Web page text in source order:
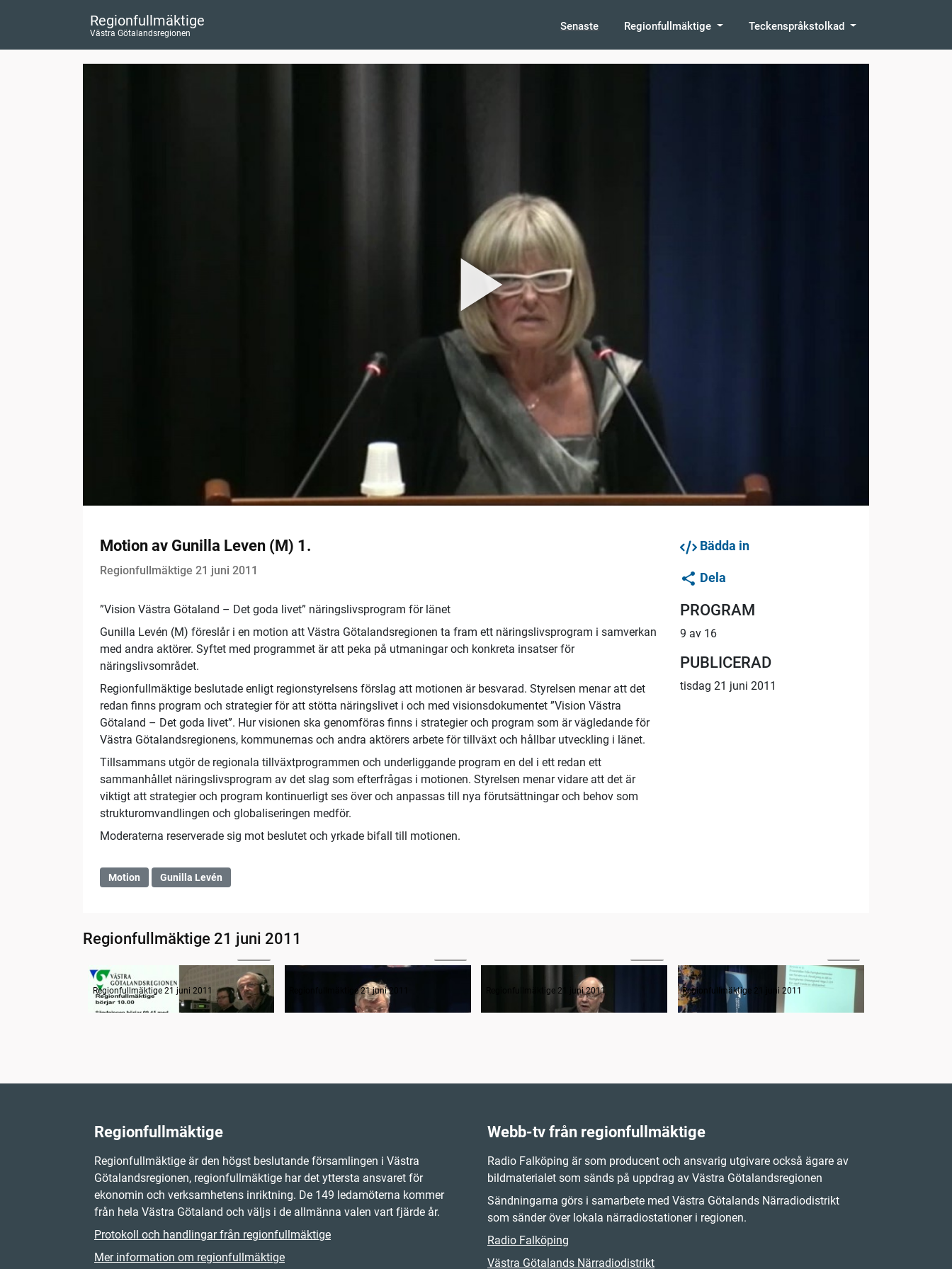
Regionfullmäktige
Västra Götalandsregionen
Senaste Regionfullmäktige Teckenspråkstolkad
Motion av Gunilla Leven (M) 1.
Regionfullmäktige 21 juni 2011
”Vision Västra Götaland – Det goda livet” näringslivsprogram för länet
Gunilla Levén (M) föreslår i en motion att Västra Götalandsregionen ta fram ett näringslivsprogram i samverkan
med andra aktörer. Syftet med programmet är att peka på utmaningar och konkreta insatser för
näringslivsområdet.
Regionfullmäktige beslutade enligt regionstyrelsens förslag att motionen är besvarad. Styrelsen menar att det
redan finns program och strategier för att stötta näringslivet i och med visionsdokumentet ”Vision Västra
Götaland – Det goda livet”. Hur visionen ska genomföras finns i strategier och program som är vägledande för
Västra Götalandsregionens, kommunernas och andra aktörers arbete för tillväxt och hållbar utveckling i länet.
Tillsammans utgör de regionala tillväxtprogrammen och underliggande program en del i ett redan ett
sammanhållet näringslivsprogram av det slag som efterfrågas i motionen. Styrelsen menar vidare att det är
viktigt att strategier och program kontinuerligt ses över och anpassas till nya förutsättningar och behov som
strukturomvandlingen och globaliseringen medför.
Moderaterna reserverade sig mot beslutet och yrkade bifall till motionen.
Motion Gunilla Levén
Bädda in
Dela
PROGRAM
9 av 16
PUBLICERAD
tisdag 21 juni 2011
Regionfullmäktige 21 juni 2011
Radion informerar
Regionfullmäktige 21 juni 2011
Mötets öppnande och upprop
Regionfullmäktige 21 juni 2011 Regionfullmäktige 21 juni 2011
Framställan från fastighetsnämnden om förvärv och försäljning
Regionfullmäktige 21 juni 2011
Regionfullmäktige
Regionfullmäktige är den högst beslutande församlingen i Västra
Götalandsregionen, regionfullmäktige har det yttersta ansvaret för
ekonomin och verksamhetens inriktning. De 149 ledamöterna kommer
från hela Västra Götaland och väljs i de allmänna valen vart fjärde år.
Protokoll och handlingar från regionfullmäktige
Mer information om regionfullmäktige
Webb-tv från regionfullmäktige
Radio Falköping är som producent och ansvarig utgivare också ägare av
bildmaterialet som sänds på uppdrag av Västra Götalandsregionen
Sändningarna görs i samarbete med Västra Götalands Närradiodistrikt
som sänder över lokala närradiostationer i regionen.
Radio Falköping
Västra Götalands Närradiodistrikt